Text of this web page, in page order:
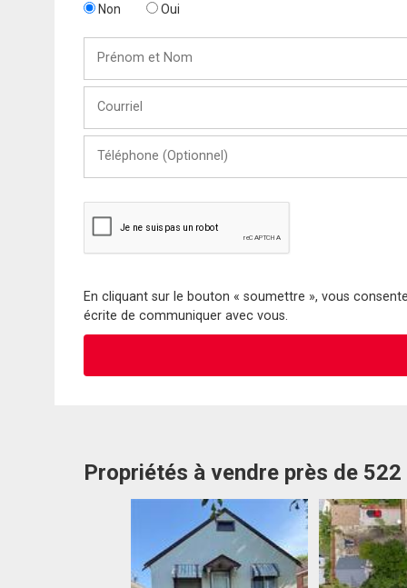
Non Oui
Nom
(Optionnel)
En cliquant sur le bouton « soumettre », vous
écrite de communiquer avec vous.
Propriétés à vendre près de